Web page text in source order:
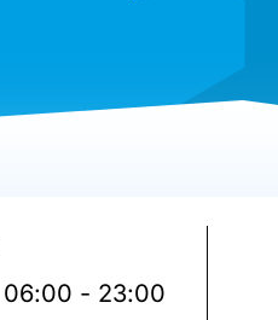
06:00 - 23:00